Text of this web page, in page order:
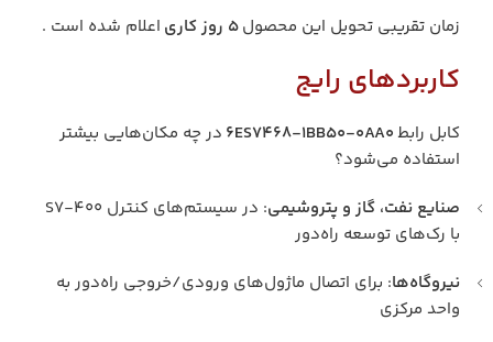
زمان تقریبی تحویل این محصول۵ روز کاری اعلام شده است .
کاربردهای رایج
کابل رابط6ES7468-1BB50-0AA0 در چه مکان‌هایی بیشتر
استفاده می‌شود؟
صنایع نفت، گاز و پتروشیمی
: در سیستم‌های کنترل S7-400
با رک‌های توسعه راه‌دور
نیروگاه‌ها: برای اتصال ماژول‌های ورودی/خروجی راه‌دور به
واحد مرکزی